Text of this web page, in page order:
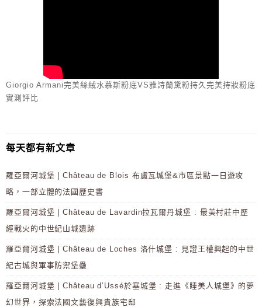
Giorgio Armani完美絲絨水慕斯粉底VS雅詩蘭黛粉持久完美持妝粉底
實測評比
每天都有新文章
羅亞爾河城堡 | Château de Blois 布盧瓦城堡&市區景點一日遊攻
略，一部立體的法國歷史書
羅亞爾河城堡 | Château de Lavardin拉瓦爾丹城堡 : 最美村莊中歷
經戰火的中世紀山城遺跡
羅亞爾河城堡 | Château de Loches 洛什城堡 : 見證王權興起的中世
紀古城與軍事防禦堡壘
羅亞爾河城堡 | Château d’Ussé於塞城堡 : 走進《睡美人城堡》的夢
幻世界，探索法國文藝復興貴族宅邸